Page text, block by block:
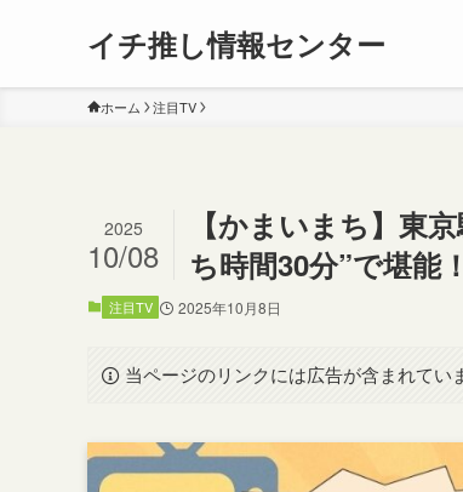
イチ推し情報センター
ホーム 注目TV
【かまいまち】東
ち時間30分”で堪能！
2025
10/08
注目TV 2025年10月8日
当ページのリンクには広告が含まれてい